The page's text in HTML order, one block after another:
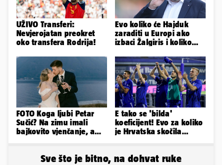
UŽIVO Transferi:
Nevjerojatan preokret
oko transfera Rodrija!
Evo koliko će Hajduk
zaraditi u Europi ako
izbaci Žalgiris i koliko
FOTO Koga ljubi Petar
Sučić? Na zimu imali
bajkovito vjenčanje, a
E tako se 'bilda'
koeficijent! Evo za koliko
je Hrvatska skočila
Sve što je bitno, na dohvat ruke